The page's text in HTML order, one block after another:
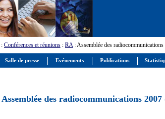
: Conférences et réunions : RA: Assemblée des
Assemblée des radiocommunications
Salle de presse Evénements Publications